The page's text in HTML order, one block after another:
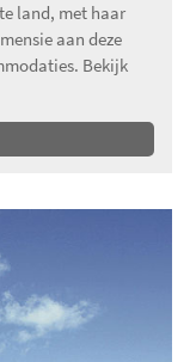
land, met haar
aan deze
Bekijk